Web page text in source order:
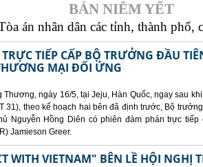
BẢN NIÊM YẾT
án nhân dân các tỉnh, thành phố,
TIẾP CẤP BỘ TRƯỞNG ĐẦU
MẠI ĐỐI ỨNG
Thương, ngày 16/5, tại Jeju, Hàn Quốc, ngay sau
31), theo kế hoạch hai bên đã định trước, Bộ
Nguyễn Hồng Diên có phiên đàm phán trực
Jamieson Greer.
WITH VIETNAM" BÊN LỀ HỘI